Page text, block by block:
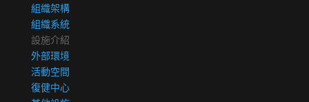
組織架構
組織系統
設施介紹
外部環境
活動空間
復健中心